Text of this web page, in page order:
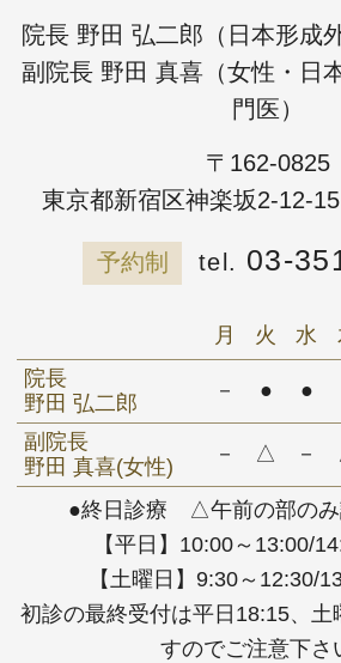
院長 野田 弘二郎（日本形成
副院長 野田 真喜（女性・日
門医）
〒162-0825
東京都新宿区神楽坂2-12-
予約制 03-
●終日診療 △午前の部の
【平日】10:00～13:00/
【土曜日】9:30～12:30/
初診の最終受付は平日18:15、土
すのでご注意下さ
月 火 水
院長
野田 弘二郎
－ ● ●
副院長
野田 真喜(女性)
－ △ －